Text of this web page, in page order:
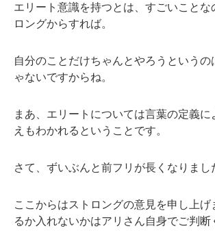
エリート意識を持つとは、すごいことな
ロングからすれば。
自分のことだけちゃんとやろうというの
ゃないですからね。
まあ、エリートについては言葉の定義
えもわかれるということです。
さて、ずいぶんと前フリが長くなりまし
ここからはストロングの意見を申し上げ
るか入れないかはアリさん自身でご判断